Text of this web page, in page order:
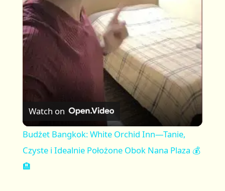
l
a
y
V
i
Watch on
Budżet Bangkok: White Orchid Inn—Tanie,
Czyste i Idealnie Położone Obok Nana Plaza 💰
🏨